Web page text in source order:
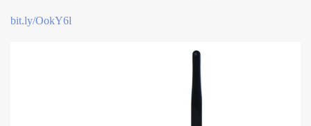
bit.ly/OokY6l